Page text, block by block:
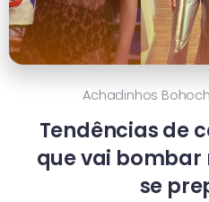
Achadinhos
Tendências de
que vai bombar
se